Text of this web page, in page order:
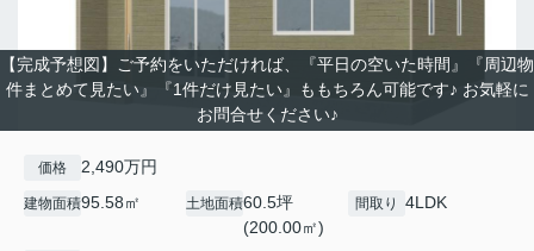
【完成予想図】ご予約をいただければ、『平日の空いた時間』『周辺物
件まとめて見たい』『1件だけ見たい』ももちろん可能です♪ お気軽に
お問合せください♪
価格 2,490万円
建物面積95.58㎡ 土地面積60.5坪
(200.00㎡)
間取り 4LDK